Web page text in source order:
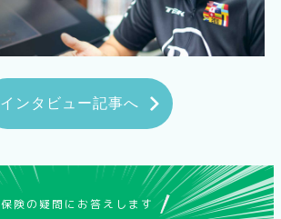
インタビュー記事へ
保険の疑問にお答えします